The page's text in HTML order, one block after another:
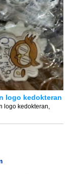
logo kedokteran
logo kedokteran,